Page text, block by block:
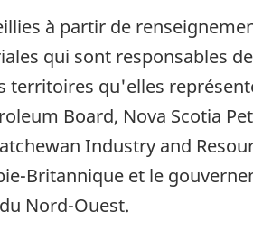
à partir de
qui sont responsables
territoires qu'elles
Board, Nova Scotia
Industry and
Britannique et le
Nord-Ouest.